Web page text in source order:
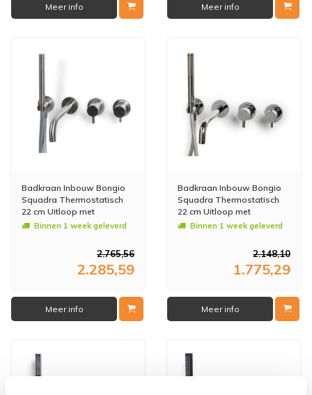
Meer info Meer info
Badkraan Inbouw Bongio
Squadra Thermostatisch
22 cm Uitloop met
Handdoucheset en 2-Weg
Binnen 1 week geleverd
2.765,56
2.285,59
Meer info
Badkraan Inbouw Bongio
Squadra Thermostatisch
22 cm Uitloop met
Handdoucheset en 2-Weg
Binnen 1 week geleverd
2.148,10
1.775,29
Meer info